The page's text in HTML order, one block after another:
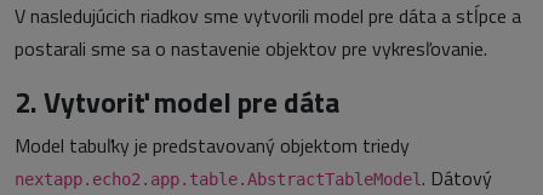
V nasledujúcich riadkov sme vytvorili model pre dáta a stĺpce a
postarali sme sa o nastavenie objektov pre vykresľovanie.
2. Vytvoriť model pre dáta
Model tabuľky je predstavovaný objektom triedy
nextapp.echo2.app.table.AbstractTableModel . Dátový